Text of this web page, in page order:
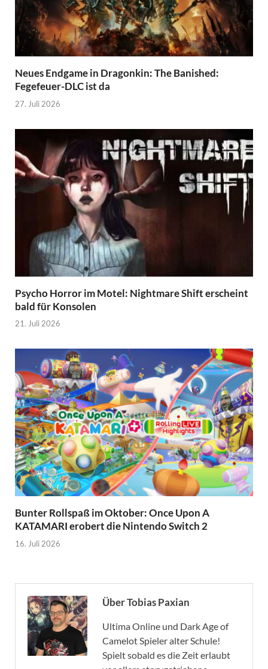
Neues Endgame in Dragonkin: The Banished:
Fegefeuer-DLC ist da
27. Juli 2026
Psycho Horror im Motel: Nightmare Shift erscheint
bald für Konsolen
21. Juli 2026
Bunter Rollspaß im Oktober: Once Upon A
KATAMARI erobert die Nintendo Switch 2
16. Juli 2026
Über Tobias Paxian
Ultima Online und Dark Age of
Camelot Spieler alter Schule!
Spielt sobald es die Zeit erlaubt